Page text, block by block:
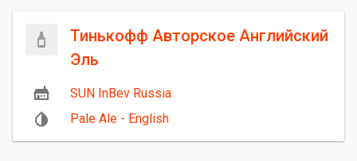
Тинькофф Авторское Английский
Эль
SUN InBev Russia
Pale Ale - English